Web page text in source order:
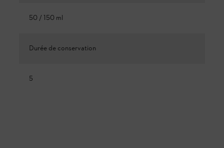
50 / 150 ml
Durée de conservation
5